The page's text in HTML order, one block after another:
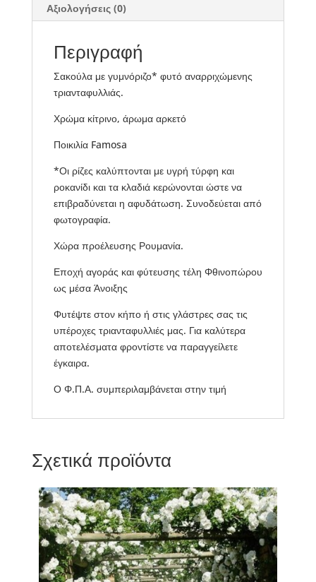
Αξιολογήσεις (0)
Περιγραφή
Σακούλα με γυμνόριζο* φυτό αναρριχώμενης
τριανταφυλλιάς.
Χρώμα κίτρινο, άρωμα αρκετό
Ποικιλία Famosa
*Οι ρίζες καλύπτονται με υγρή τύρφη και
ροκανίδι και τα κλαδιά κερώνονται ώστε να
επιβραδύνεται η αφυδάτωση. Συνοδεύεται από
φωτογραφία.
Χώρα προέλευσης Ρουμανία.
Εποχή αγοράς και φύτευσης τέλη Φθινοπώρου
ως μέσα Άνοιξης
Φυτέψτε στον κήπο ή στις γλάστρες σας τις
υπέροχες τριανταφυλλιές μας. Για καλύτερα
αποτελέσματα φροντίστε να παραγγείλετε
έγκαιρα.
Ο Φ.Π.Α. συμπεριλαμβάνεται στην τιμή
Σχετικά προϊόντα